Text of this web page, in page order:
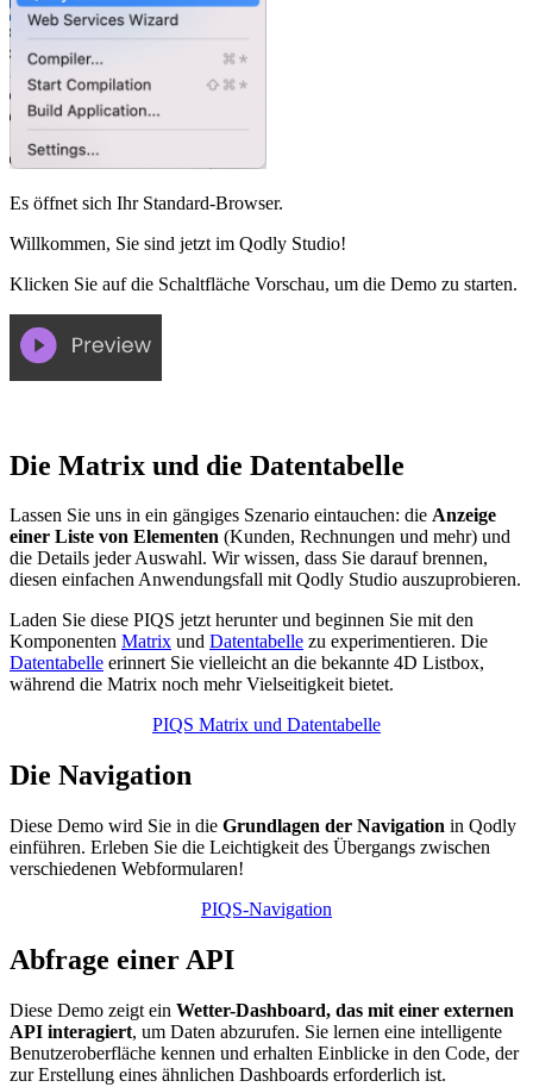
Es öffnet sich Ihr Standard-Browser.
Willkommen, Sie sind jetzt im Qodly Studio!
Klicken Sie auf die Schaltfläche Vorschau, um die Demo zu starten.
Die Matrix und die Datentabelle
Lassen Sie uns in ein gängiges Szenario eintauchen: die Anzeige
einer Liste von Elementen (Kunden, Rechnungen und mehr) und
die Details jeder Auswahl. Wir wissen, dass Sie darauf brennen,
diesen einfachen Anwendungsfall mit Qodly Studio auszuprobieren.
Laden Sie diese PIQS jetzt herunter und beginnen Sie mit den
Komponenten Matrix und Datentabelle zu experimentieren. Die
Datentabelle erinnert Sie vielleicht an die bekannte 4D Listbox,
während die Matrix noch mehr Vielseitigkeit bietet.
PIQS Matrix und Datentabelle
Die Navigation
Diese Demo wird Sie in die Grundlagen der Navigation in Qodly
einführen. Erleben Sie die Leichtigkeit des Übergangs zwischen
verschiedenen Webformularen!
PIQS-Navigation
Abfrage einer API
Diese Demo zeigt ein Wetter-Dashboard, das mit einer externen
API interagiert, um Daten abzurufen. Sie lernen eine intelligente
Benutzeroberfläche kennen und erhalten Einblicke in den Code, der
zur Erstellung eines ähnlichen Dashboards erforderlich ist.